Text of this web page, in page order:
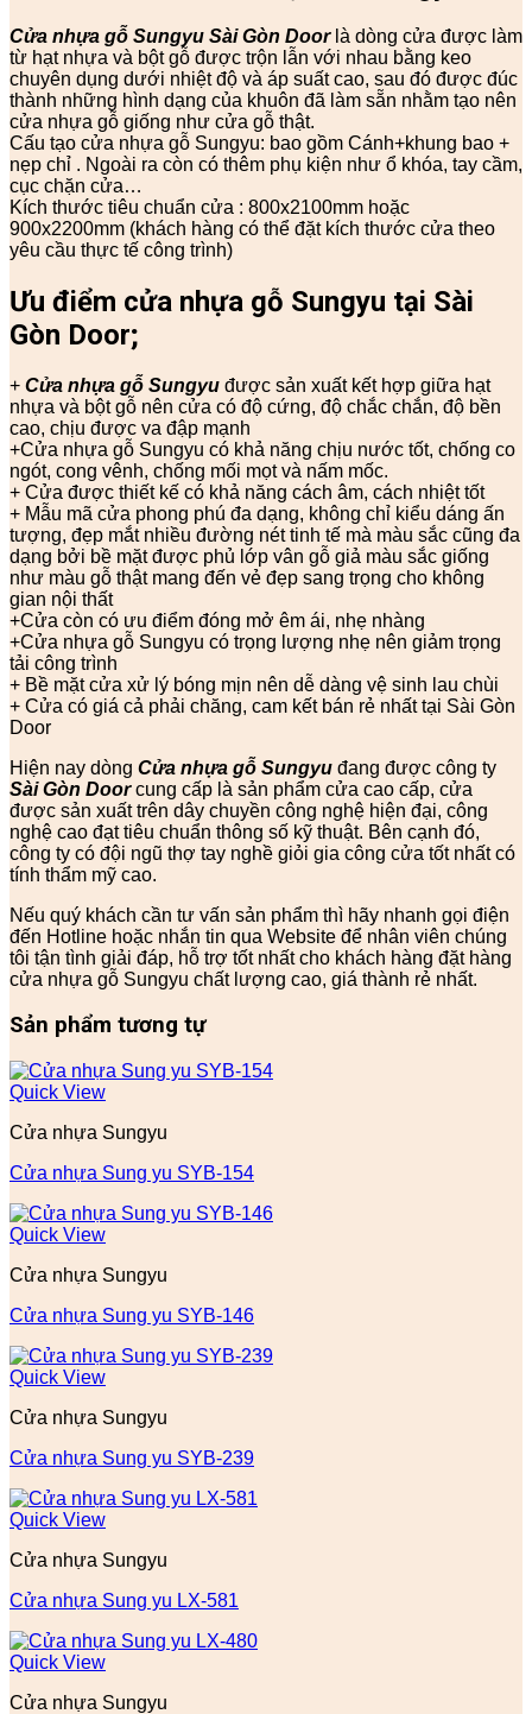
Cửa nhựa gỗ Sungyu Sài Gòn Doorlà dòng cửa được làm
từ hạt nhựa và bột gỗ được trộn lẫn với nhau bằng keo
chuyên dụng dưới nhiệt độ và áp suất cao, sau đó được đúc
thành những hình dạng của khuôn đã làm sẵn nhằm tạo nên
cửa nhựa gỗ giống như cửa gỗ thật.
Cấu tạo cửa nhựa gỗ Sungyu: bao gồm Cánh+khung bao +
nẹp chỉ . Ngoài ra còn có thêm phụ kiện như ổ khóa, tay cầm,
cục chặn cửa…
Kích thước tiêu chuẩn cửa : 800x2100mm hoặc
900x2200mm (khách hàng có thể đặt kích thước cửa theo
yêu cầu thực tế công trình)
Ưu điểm cửa nhựa gỗ Sungyu tại Sài
Gòn Door;
+ Cửa nhựa gỗ Sungyu được sản xuất kết hợp giữa hạt
nhựa và bột gỗ nên cửa có độ cứng, độ chắc chắn, độ bền
cao, chịu được va đập mạnh
+Cửa nhựa gỗ Sungyu có khả năng chịu nước tốt, chống co
ngót, cong vênh, chống mối mọt và nấm mốc.
+ Cửa được thiết kế có khả năng cách âm, cách nhiệt tốt
+ Mẫu mã cửa phong phú đa dạng, không chỉ kiểu dáng ấn
tượng, đẹp mắt nhiều đường nét tinh tế mà màu sắc cũng đa
dạng bởi bề mặt được phủ lớp vân gỗ giả màu sắc giống
như màu gỗ thật mang đến vẻ đẹp sang trọng cho không
gian nội thất
+Cửa còn có ưu điểm đóng mở êm ái, nhẹ nhàng
+Cửa nhựa gỗ Sungyu có trọng lượng nhẹ nên giảm trọng
tải công trình
+ Bề mặt cửa xử lý bóng mịn nên dễ dàng vệ sinh lau chùi
+ Cửa có giá cả phải chăng, cam kết bán rẻ nhất tại Sài Gòn
Door
Hiện nay dòng Cửa nhựa gỗ Sungyu đang được công ty
Sài Gòn Doorcung cấp là sản phẩm cửa cao cấp, cửa
được sản xuất trên dây chuyền công nghệ hiện đại, công
nghệ cao đạt tiêu chuẩn thông số kỹ thuật. Bên cạnh đó,
công ty có đội ngũ thợ tay nghề giỏi gia công cửa tốt nhất có
tính thẩm mỹ cao.
Nếu quý khách cần tư vấn sản phẩm thì hãy nhanh gọi điện
đến Hotline hoặc nhắn tin qua Website để nhân viên chúng
tôi tận tình giải đáp, hỗ trợ tốt nhất cho khách hàng đặt hàng
cửa nhựa gỗ Sungyu chất lượng cao, giá thành rẻ nhất.
Sản phẩm tương tự
Quick View
Cửa nhựa Sungyu
Cửa nhựa Sung yu SYB-154
Quick View
Cửa nhựa Sungyu
Cửa nhựa Sung yu SYB-146
Quick View
Cửa nhựa Sungyu
Cửa nhựa Sung yu SYB-239
Quick View
Cửa nhựa Sungyu
Cửa nhựa Sung yu LX-581
Quick View
Cửa nhựa Sungyu